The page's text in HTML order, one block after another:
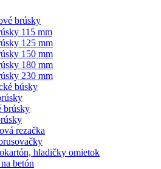
brúsky
115 mm
125 mm
150 mm
180 mm
230 mm
búsky
brúsky
rezačka
hladičky omietok
betón